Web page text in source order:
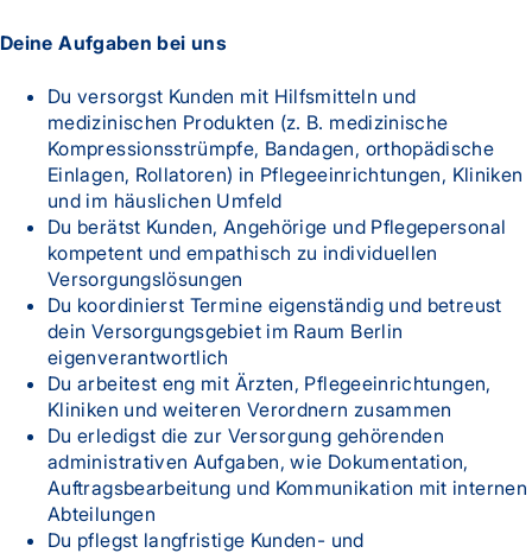
Deine Aufgaben bei uns
Du versorgst Kunden mit Hilfsmitteln und
medizinischen Produkten (z. B. medizinische
Kompressionsstrümpfe, Bandagen, orthopädische
Einlagen, Rollatoren) in Pflegeeinrichtungen, Kliniken
und im häuslichen Umfeld
Du berätst Kunden, Angehörige und Pflegepersonal
kompetent und empathisch zu individuellen
Versorgungslösungen
Du koordinierst Termine eigenständig und betreust
dein Versorgungsgebiet im Raum Berlin
eigenverantwortlich
Du arbeitest eng mit Ärzten, Pflegeeinrichtungen,
Kliniken und weiteren Verordnern zusammen
Du erledigst die zur Versorgung gehörenden
administrativen Aufgaben, wie Dokumentation,
Auftragsbearbeitung und Kommunikation mit internen
Abteilungen
Du pflegst langfristige Kunden- und